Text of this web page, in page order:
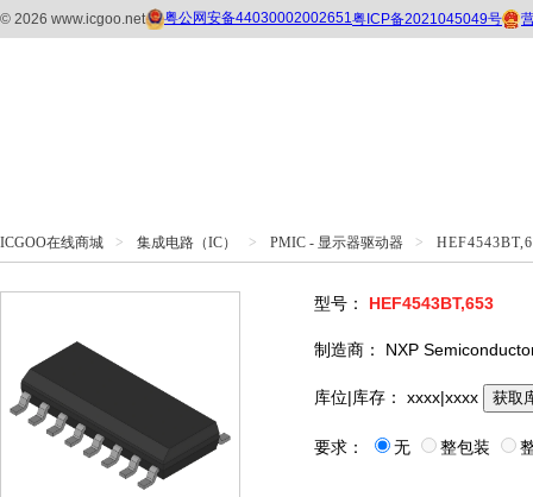
ICGOO在线商城 > 集成电路（IC） > PMIC - 显示器驱动器 >
型号： HEF4543BT,653
制造商： NXP
库位|库存： xxxx|xxxx 获取
要求： 无 整包装